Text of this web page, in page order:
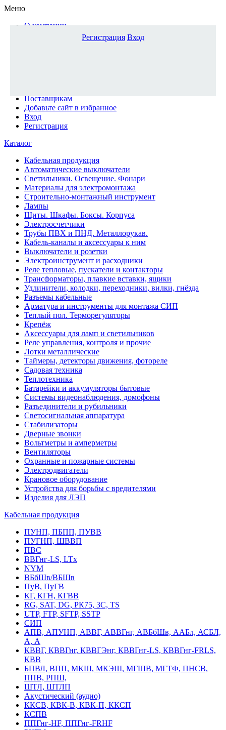
Меню
О компании
Доставка и оплата
Поставщикам
Добавьте сайт в избранное
Вход
Регистрация
Каталог
Кабельная продукция
Автоматические выключатели
Светильники. Освещение. Фонари
Материалы для электромонтажа
Строительно-монтажный инструмент
Лампы
Щиты. Шкафы. Боксы. Корпуса
Электросчетчики
Трубы ПВХ и ПНД. Металлорукав.
Кабель-каналы и аксессуары к ним
Выключатели и розетки
Электроинструмент и расходники
Реле тепловые, пускатели и контакторы
Трансформаторы, плавкие вставки, ящики
Удлинители, колодки, переходники, вилки, гнёзда
Разъемы кабельные
Арматура и инструменты для монтажа СИП
Теплый пол. Терморегуляторы
Крепёж
Аксессуары для ламп и светильников
Реле управления, контроля и прочие
Лотки металлические
Таймеры, детекторы движения, фотореле
Садовая техника
Теплотехника
Батарейки и аккумуляторы бытовые
Системы видеонаблюдения, домофоны
Разъединители и рубильники
Светосигнальная аппаратура
Стабилизаторы
Дверные звонки
Вольтметры и амперметры
Вентиляторы
Охранные и пожарные системы
Электродвигатели
Крановое оборудование
Устройства для борьбы с вредителями
Изделия для ЛЭП
Кабельная продукция
ПУНП, ПБПП, ПУВВ
ПУГНП, ШВВП
ПВС
ВВГнг-LS, LTx
NYM
ВБбШв/ВБШв
ПуВ, ПуГВ
КГ, КГН, КГВВ
RG, SAT, DG, РК75, 3С, TS
UTP, FTP, SFTP, SSTP
СИП
АПВ, АПУНП, АВВГ, АВВГнг, АВБбШв, ААБл, АСБЛ,
А, А
КВВГ, КВВГнг, КВВГЭнг, КВВГнг-LS, КВВГнг-FRLS,
КВВ
БПВЛ, ВПП, МКШ, МКЭШ, МГШВ, МГТФ, ПНСВ,
ППВ, РПШ,
ШТЛ, ШТЛП
Акустический (аудио)
ККСВ, КВК-В, КВК-П, ККСП
КСПВ
ППГнг-HF, ППГнг-FRHF
Регистрация Вход